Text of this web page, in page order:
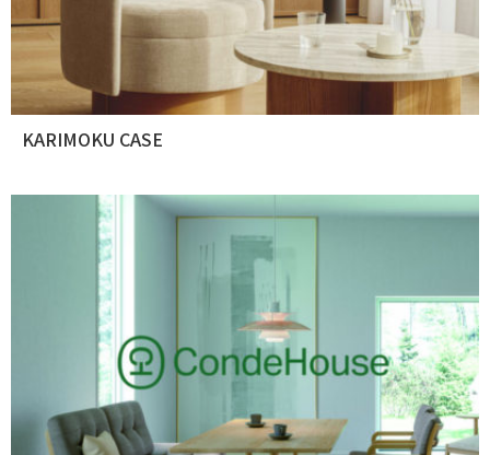
KARIMOKU CASE